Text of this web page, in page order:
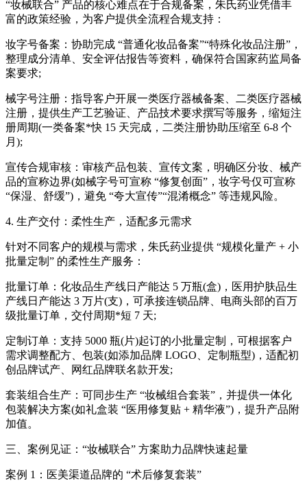
“妆械联合” 产品的核心难点在于合规备案，朱氏药业凭借丰
富的政策经验，为客户提供全流程合规支持：
妆字号备案：协助完成 “普通化妆品备案”“特殊化妆品注册”，
整理成分清单、安全评估报告等资料，确保符合国家药监局备
案要求;
械字号注册：指导客户开展一类医疗器械备案、二类医疗器械
注册，提供生产工艺验证、产品技术要求撰写等服务，缩短注
册周期(一类备案*快 15 天完成，二类注册协助压缩至 6-8 个
月);
宣传合规审核：审核产品包装、宣传文案，明确区分妆、械产
品的宣称边界(如械字号可宣称 “修复创面”，妆字号仅可宣称
“保湿、舒缓”)，避免 “夸大宣传”“混淆概念” 等违规风险。
4. 生产交付：柔性生产，适配多元需求
针对不同客户的规模与需求，朱氏药业提供 “规模化量产 + 小
批量定制” 的柔性生产服务：
批量订单：化妆品生产线日产能达 5 万瓶(盒)，医用护肤品生
产线日产能达 3 万片(支)，可承接连锁品牌、电商头部的百万
级批量订单，交付周期*短 7 天;
定制订单：支持 5000 瓶(片)起订的小批量定制，可根据客户
需求调整配方、包装(如添加品牌 LOGO、定制瓶型)，适配初
创品牌试产、网红品牌联名款开发;
套装组合生产：可同步生产 “妆械组合套装”，并提供一体化
包装解决方案(如礼盒装 “医用修复贴 + 精华液”)，提升产品附
加值。
三、案例见证：“妆械联合” 方案助力品牌快速起量
案例 1：医美渠道品牌的 “术后修复套装”